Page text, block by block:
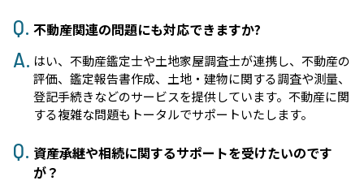
不動産関連の問題にも対応できますか?
はい、不動産鑑定士や土地家屋調査士が連携し、不動産の
評価、鑑定報告書作成、土地・建物に関する調査や測量、
登記手続きなどのサービスを提供しています。不動産に関
する複雑な問題もトータルでサポートいたします。
資産承継や相続に関するサポートを受けたいのです
が？